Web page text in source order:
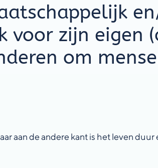
zijn eigen
om
aan de andere kant is het leven